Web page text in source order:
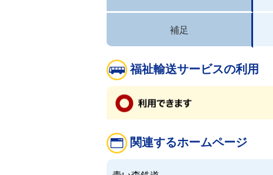
補足
福祉輸送サービスの利用
関連するホームページ